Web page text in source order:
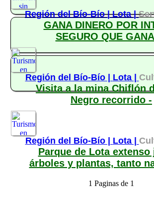
Región del Bío-Bío |Lota |
GANA DINERO POR
SEGURO QUE
Región del Bío-Bío | Lota |
Visita a la mina Chiflón
Negro recorrido -
Región del Bío-Bío | Lota |
Parque de Lota extenso
árboles y plantas, tanto
1 Paginas de 1